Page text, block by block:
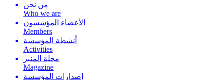
من نحن
Who we are
الأعضاء المؤسسون
Members
أنشطة المؤسسة
Activities
مجلة المنبر
Magazine
إصدارات المؤسسة